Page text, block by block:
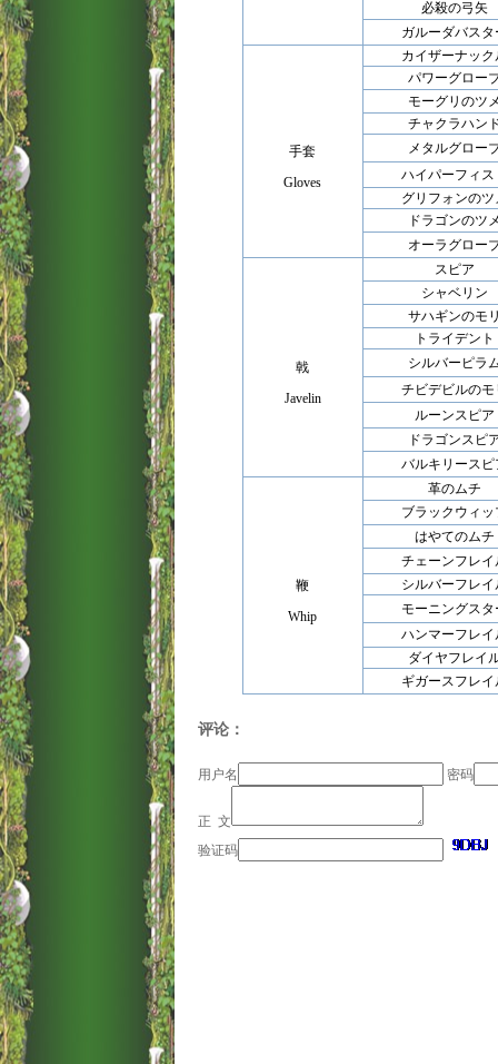
必殺の弓矢
ガルーダバスタ
手套
Gloves
カイザーナック
パワーグロー
モーグリのツ
チャクラハン
メタルグロー
ハイパーフィス
グリフォンのツ
ドラゴンのツ
オーラグロー
戟
Javelin
スピア
シャベリン
サハギンのモ
トライデント
シルバーピラ
チビデビルのモ
ルーンスピア
ドラゴンスピ
バルキリースピ
鞭
Whip
革のムチ
ブラックウィッ
はやてのムチ
チェーンフレイ
シルバーフレイ
モーニングスタ
ハンマーフレイ
ダイヤフレイ
ギガースフレイ
评论：
用户名 密码
正 文
验证码